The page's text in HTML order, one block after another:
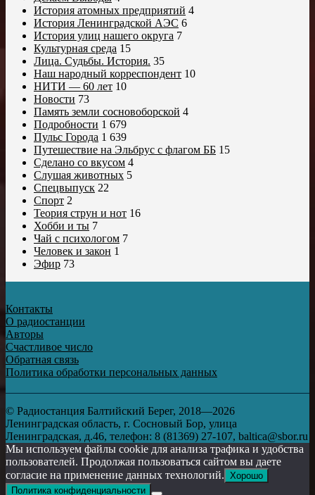
История атомных предприятий 4
История Ленинградской АЭС 6
История улиц нашего округа 7
Культурная среда 15
Лица. Судьбы. История. 35
Наш народный корреспондент 10
НИТИ — 60 лет 10
Новости 73
Память земли сосновоборской 4
Подробности 1 679
Пульс Города 1 639
Путешествие на Эльбрус с флагом ББ 15
Сделано со вкусом 4
Слушая животных 5
Спецвыпуск 22
Спорт 2
Теория струн и нот 16
Хобби и ты 7
Чай с психологом 7
Человек и закон 1
Эфир 73
Контакты
О радиостанции
Авторы
Счастливое число
Обратная связь
Политика обработки персональных данных
© Радиостанция Балтийский Берег, 2018—2026
Ленинградская область, г. Сосновый Бор, улица
Ленинградская, д.46, телефон: 8 (81369) 27-107, baltica@sbor.ru
Мы используем файлы cookie для анализа трафика и удобства
пользователей. Продолжая пользоваться сайтом вы даете
согласие на применение данных технологий. Хорошо
Политика конфиденциальности